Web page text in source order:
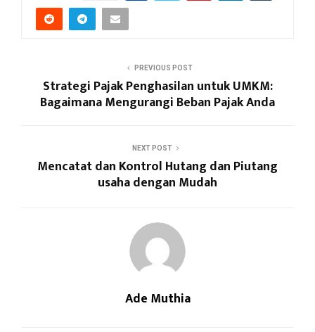
PREVIOUS POST
Strategi Pajak Penghasilan untuk UMKM:
Bagaimana Mengurangi Beban Pajak Anda
NEXT POST
Mencatat dan Kontrol Hutang dan Piutang
usaha dengan Mudah
Ade Muthia